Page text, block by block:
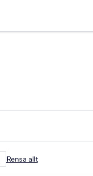
Rensa allt